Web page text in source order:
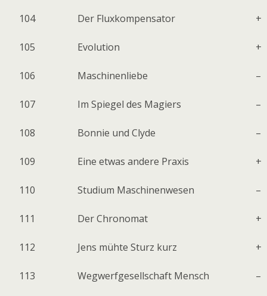
104 Der Fluxkompensator +
105 Evolution +
106 Maschinenliebe –
107 Im Spiegel des Magiers –
108 Bonnie und Clyde –
109 Eine etwas andere Praxis +
110 Studium Maschinenwesen –
111 Der Chronomat +
112 Jens mühte Sturz kurz +
113 Wegwerfgesellschaft Mensch –